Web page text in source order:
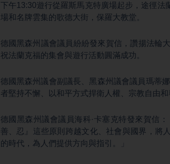
下午13:30遊行從羅斯馬克特廣場起步，途徑
場和名牌雲集的歌德大街，保羅大教堂。
德國黑森州議會議員紛紛發來賀信，讚揚法輪
祝法蘭克福的集會與遊行活動圓滿成功。
德國黑森州議會副議長、黑森州議會議員瑪蒂
者堅持不懈、以和平方式捍衛人權、宗教自由和
德國黑森州議會議員海科·卡塞克特發來賀信
善、忍』這些原則跨越文化、社會與國界，將
的時代，為人們提供方向與指引。」